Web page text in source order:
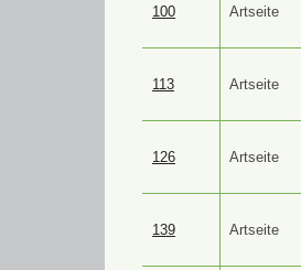
100 Artseite
113 Artseite
126 Artseite
139 Artseite